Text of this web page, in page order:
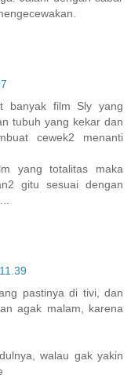
banyak film Sly yang
tubuh yang kekar dan
cewek2 menanti
yang totalitas maka
gitu sesuai dengan
pastinya di tivi, dan
agak malam, karena
walau gak yakin